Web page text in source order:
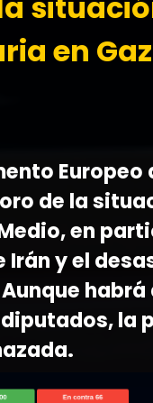
en
de la
en
Irán y el
la